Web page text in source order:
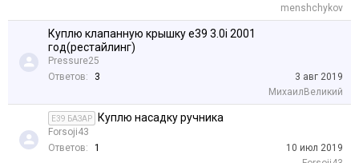
menshchykov
Куплю клапанную крышку е39 3.0i 2001
год(рестайлинг)
Pressure25
Ответов:
3
3 авг 2019
МихаилВеликий
E39 БАЗАР Куплю насадку ручника
Forsoji43
Ответов:
1
10 июл 2019